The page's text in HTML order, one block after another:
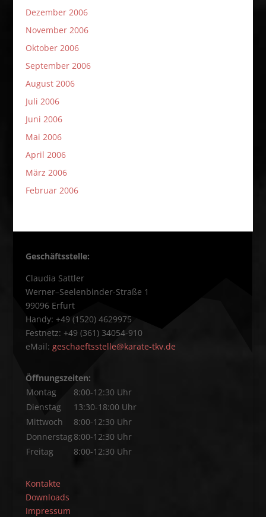
Dezember 2006
November 2006
Oktober 2006
September 2006
August 2006
Juli 2006
Juni 2006
Mai 2006
April 2006
März 2006
Februar 2006
Geschäftsstelle:
Claudia Sattler
Werner–Seelenbinder-Straße 1
99096 Erfurt
Handy: +49 (1520) 4629975
Festnetz: +49 (361) 34054-910
eMail: geschaeftsstelle@karate-tkv.de
Öffnungszeiten:
Montag
8:00-12:30 Uhr
Dienstag
13:30-18:00 Uhr
Mittwoch
8:00-12:30 Uhr
Donnerstag 8:00-12:30 Uhr
Freitag
8:00-12:30 Uhr
Kontakte
Downloads
Impressum